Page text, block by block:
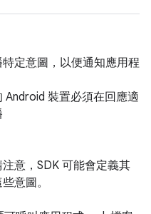
定意圖，以便通知應用程
裝置必須在回應適
意，SDK 可能會定義其
意圖。